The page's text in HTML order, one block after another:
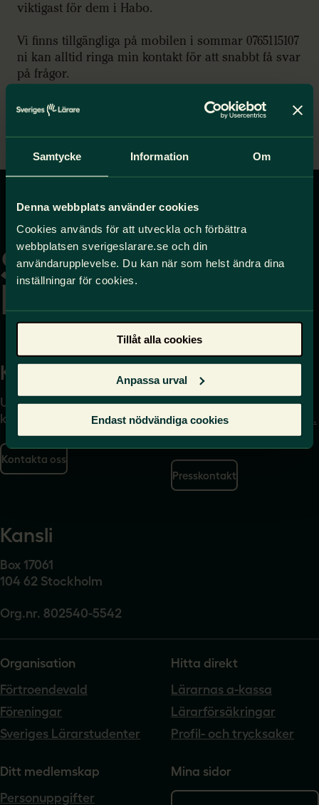
Samtycke Information Om
Denna webbplats använder cookies
Cookies används för att utveckla och förbättra
webbplatsen sverigeslarare.se och din
användarupplevelse. Du kan när som helst ändra dina
inställningar för cookies.
Tillåt alla cookies
Anpassa urval
Endast nödvändiga cookies
viktigast för dem i Habo.
Vi finns tillgängliga på mobilen i sommar 0765115107
ni kan alltid ringa min kontakt för att snabbt få svar
på frågor.
Glad sommar önskar vi i styrelsen
startsidan
Kontakta
Uppgifter om hur du
kontaktar oss finns här.
Kontakta oss
Press
Journalist – du når oss
på press@sverigeslarare.
se
Presskontakt
Kansli
Box 17061
104 62 Stockholm
Org.nr. 802540-5542
Organisation
Förtroendevald
Föreningar
Sveriges Lärarstudenter
Hitta direkt
Lärarnas a-kassa
Lärarförsäkringar
Profil- och trycksaker
Ditt medlemskap
Personuppgifter
Mina sidor